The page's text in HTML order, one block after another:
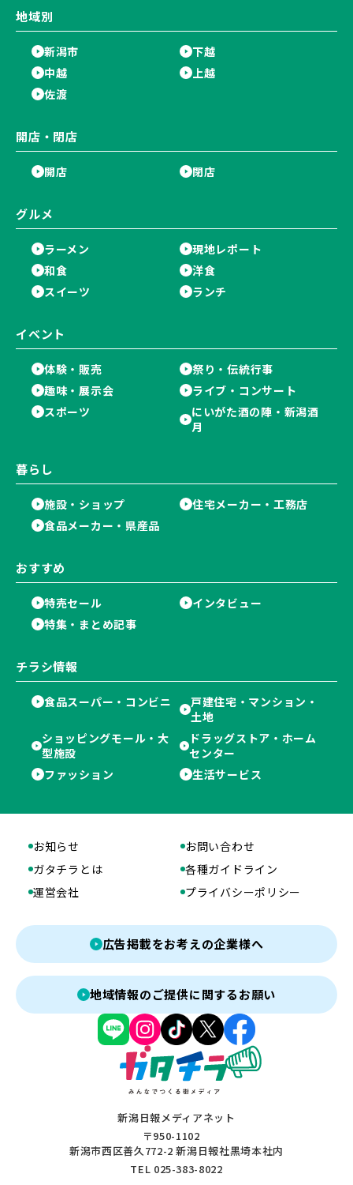
地域別
新潟市
下越
中越
上越
佐渡
開店・閉店
開店 閉店
グルメ
ラーメン
現地レポート
和食
洋食
スイーツ
ランチ
イベント
体験・販売
祭り・伝統行事
趣味・展示会
ライブ・コンサート
スポーツ
にいがた酒の陣・新潟酒
月
暮らし
施設・ショップ
住宅メーカー・工務店
食品メーカー・県産品
おすすめ
特売セール
インタビュー
特集・まとめ記事
チラシ情報
食品スーパー・コンビニ
戸建住宅・マンション・
土地
ショッピングモール・大
型施設
ドラッグストア・ホーム
センター
ファッション
生活サービス
新潟日報メディアネット
〒950-1102
新潟市西区善久772-2 新潟日報社黒埼本社内
TEL 025-383-8022
お知らせ
お問い合わせ
ガタチラとは
各種ガイドライン
運営会社
プライバシーポリシー
広告掲載をお考えの企業様へ
地域情報のご提供に関するお願い